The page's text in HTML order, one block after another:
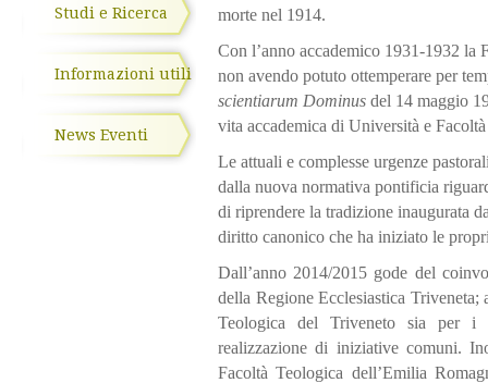
Studi e Ricerca
Informazioni utili
News Eventi
morte nel 1914.
Con l’anno accademico 1931-1932 la
non avendo potuto ottemperare per
scientiarum Dominus del 14 maggio
vita accademica di Università e
Le attuali e complesse urgenze
dalla nuova normativa pontificia
di riprendere la tradizione inaugurata
diritto canonico che ha iniziato le
Dall’anno 2014/2015 gode del
della Regione Ecclesiastica
Teologica del Triveneto sia per i
realizzazione di iniziative comuni.
Facoltà Teologica dell’Emilia